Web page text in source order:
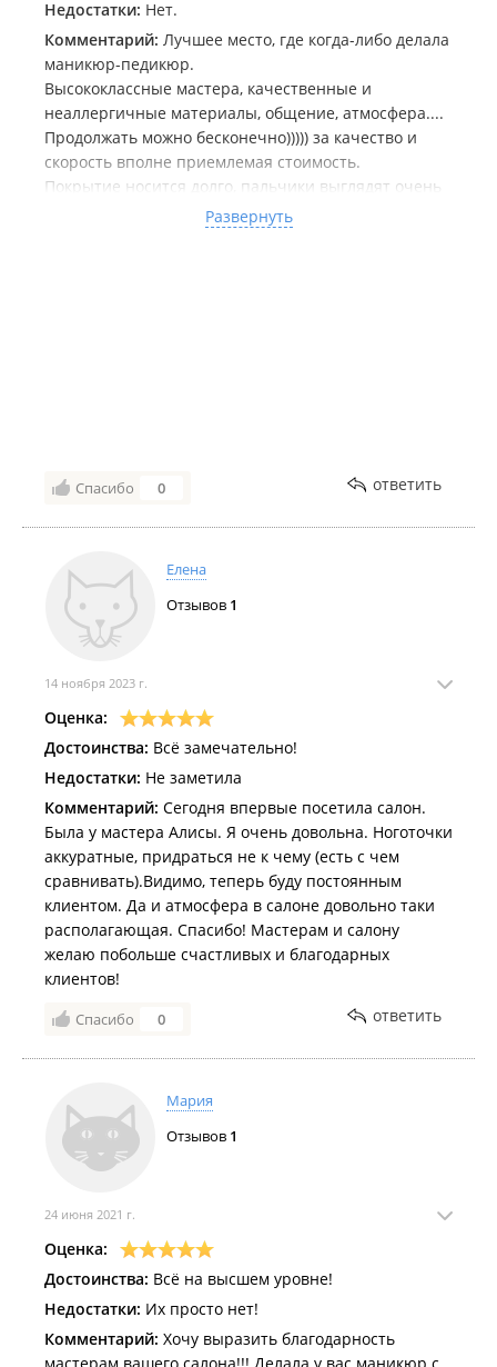
Недостатки: Нет.
Комментарий: Лучшее место, где когда-либо делала
маникюр-педикюр.
Высококлассные мастера, качественные и
неаллергичные материалы, общение, атмосфера....
Продолжать можно бесконечно))))) за качество и
скорость вполне приемлемая стоимость.
Покрытие носится долго, пальчики выглядят очень
ухоженно. В общем, теперь только сюда!
Развернуть
Спасибо 0 ответить
Елена
Отзывов 1
14 ноября 2023 г.
Оценка:
Достоинства: Всё замечательно!
Недостатки: Не заметила
Комментарий: Сегодня впервые посетила салон.
Была у мастера Алисы. Я очень довольна. Ноготочки
аккуратные, придраться не к чему (есть с чем
сравнивать).Видимо, теперь буду постоянным
клиентом. Да и атмосфера в салоне довольно таки
располагающая. Спасибо! Мастерам и салону
желаю побольше счастливых и благодарных
клиентов!
Спасибо 0 ответить
Мария
Отзывов 1
24 июня 2021 г.
Оценка:
Достоинства: Всё на высшем уровне!
Недостатки: Их просто нет!
Комментарий: Хочу выразить благодарность